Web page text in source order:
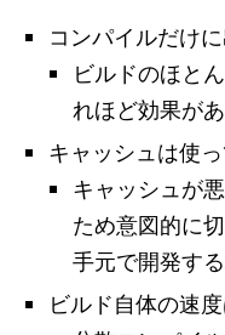
コンパイルだけ
ビルドのほと
れほど効果が
キャッシュは使
キャッシュが
ため意図的に
手元で開発す
ビルド自体の速